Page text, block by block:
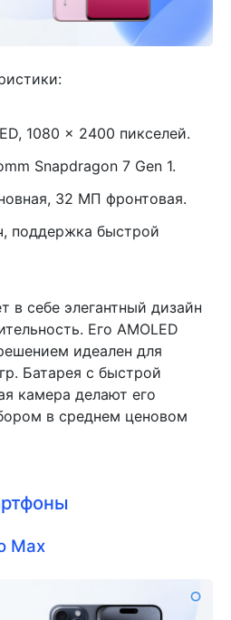
1080 x 2400 пикселей.
Snapdragon 7 Gen 1.
32 МП фронтовая.
поддержка быстрой
в себе элегантный дизайн
Его AMOLED
идеален для
Батарея с быстрой
камера делают его
в среднем ценовом
Max